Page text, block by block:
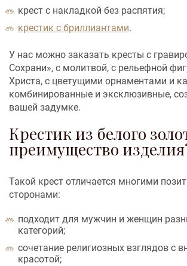
крест с накладкой без распятия;
крестик с бриллиантами.
У нас можно заказать кресты с
Сохрани», с молитвой, с рельефной
Христа, с цветущими орнаментами и
комбинированные и эксклюзивные,
вашей задумке.
Крестик из белого
преимущество
Такой крест отличается многими
сторонами:
подходит для мужчин и женщин
категорий;
сочетание религиозных взглядов с
красотой;